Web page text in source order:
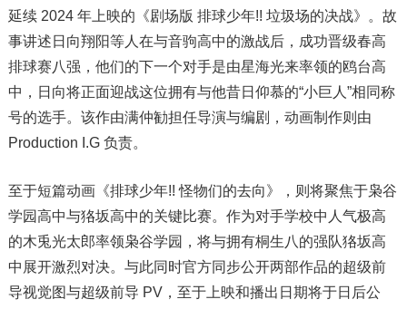
延续 2024 年上映的《剧场版 排球少年!! 垃圾场的决战》。故
事讲述日向翔阳等人在与音驹高中的激战后，成功晋级春高
排球赛八强，他们的下一个对手是由星海光来率领的鸥台高
中，日向将正面迎战这位拥有与他昔日仰慕的“小巨人”相同称
号的选手。该作由满仲勧担任导演与编剧，动画制作则由
Production I.G 负责。
至于短篇动画《排球少年!! 怪物们的去向》，则将聚焦于枭谷
学园高中与狢坂高中的关键比赛。作为对手学校中人气极高
的木兎光太郎率领枭谷学园，将与拥有桐生八的强队狢坂高
中展开激烈对决。与此同时官方同步公开两部作品的超级前
导视觉图与超级前导 PV，至于上映和播出日期将于日后公